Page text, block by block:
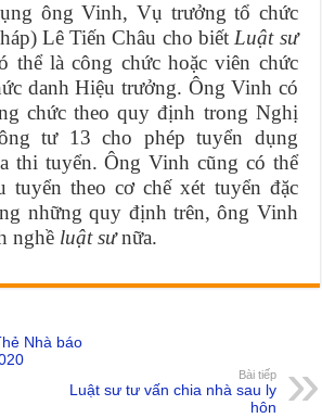
ông Vinh, Vụ trưởng tổ chức
Lê Tiến Châu cho biếtLuật sư
là công chức hoặc viên chức
danh Hiệu trưởng. Ông Vinh có
chức theo quy định trong Nghị
tư 13 cho phép tuyển dụng
thi tuyển. Ông Vinh cũng có thể
tuyển theo cơ chế xét tuyển đặc
những quy định trên, ông Vinh
nghề luật sưnữa.
Nhà báo
Bài tiếp
Luật sư tư vấn chia nhà sau ly
hôn